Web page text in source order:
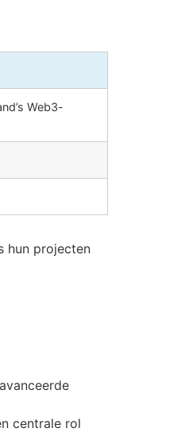
Web3-
hun projecten
centrale rol